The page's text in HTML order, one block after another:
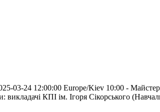
03-24 12:00:00 Europe/Kiev 10:00 -
викладачі КПІ ім. Ігоря Сікорського